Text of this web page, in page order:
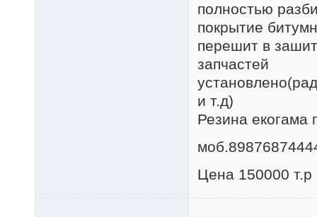
полностью
покрытие
перешит в
запчастей
и т.д)
Резина екогама
Цена 150000 т.р